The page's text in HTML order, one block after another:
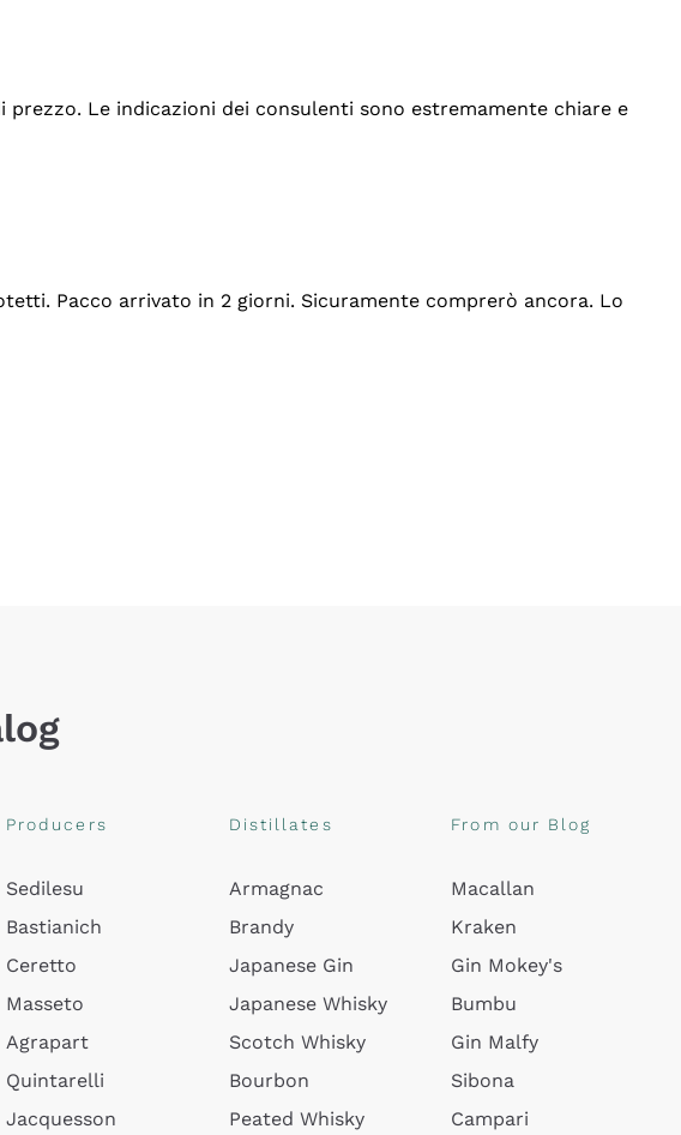
Le indicazioni dei consulenti sono estremamente chiare e
Pacco arrivato in 2 giorni. Sicuramente comprerò ancora. Lo
Producers
Sedilesu
Bastianich
Ceretto
Masseto
Agrapart
Quintarelli
Jacquesson
Distillates
Armagnac
Brandy
Japanese Gin
Japanese Whisky
Scotch Whisky
Bourbon
Peated Whisky
From our Blog
Macallan
Kraken
Gin Mokey's
Bumbu
Gin Malfy
Sibona
Campari